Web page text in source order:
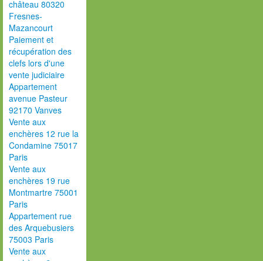
château 80320
Fresnes-
Mazancourt
Paiement et
récupération des
clefs lors d'une
vente judiciaire
Appartement
avenue Pasteur
92170 Vanves
Vente aux
enchères 12 rue la
Condamine 75017
Paris
Vente aux
enchères 19 rue
Montmartre 75001
Paris
Appartement rue
des Arquebusiers
75003 Paris
Vente aux